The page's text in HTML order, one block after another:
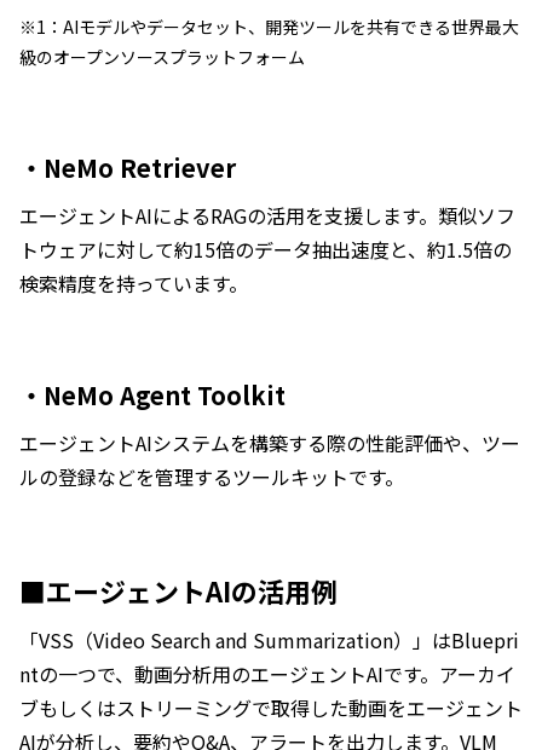
※1：AIモデルやデータセット、開発ツールを共有できる世界最大
級のオープンソースプラットフォーム
・NeMo Retriever
エージェントAIによるRAGの活用を支援します。類似ソフ
トウェアに対して約15倍のデータ抽出速度と、約1.5倍の
検索精度を持っています。
・NeMo Agent Toolkit
エージェントAIシステムを構築する際の性能評価や、ツー
ルの登録などを管理するツールキットです。
■エージェントAIの活用例
「VSS（Video Search and Summarization）」はBluepri
ntの一つで、動画分析用のエージェントAIです。アーカイ
ブもしくはストリーミングで取得した動画をエージェント
AIが分析し、要約やQ&A、アラートを出力します。VLM